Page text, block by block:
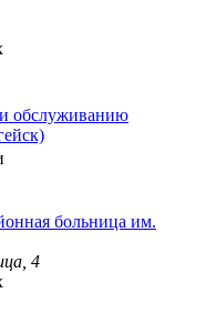
обслуживанию
больница им.
4